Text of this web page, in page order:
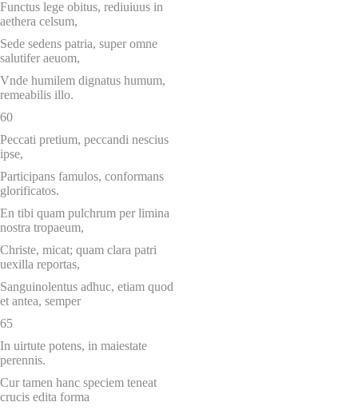
Functus lege obitus, rediuiuus in
aethera celsum,
Sede sedens patria, super omne
salutifer aeuom,
Vnde humilem dignatus humum,
remeabilis illo.
60
Peccati pretium, peccandi nescius
ipse,
Participans famulos, conformans
glorificatos.
En tibi quam pulchrum per limina
nostra tropaeum,
Christe, micat; quam clara patri
uexilla reportas,
Sanguinolentus adhuc, etiam quod
et antea, semper
65
In uirtute potens, in maiestate
perennis.
Cur tamen hanc speciem teneat
crucis edita forma